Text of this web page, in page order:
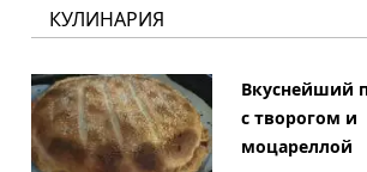
КУЛИНАРИЯ
Вкуснейший
с творогом и
моцареллой